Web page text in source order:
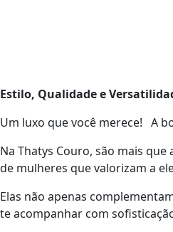
Estilo, Qualidade e
Um luxo que você merece! A
Na Thatys Couro, são mais
de mulheres que valorizam a
Elas não apenas
te acompanhar com